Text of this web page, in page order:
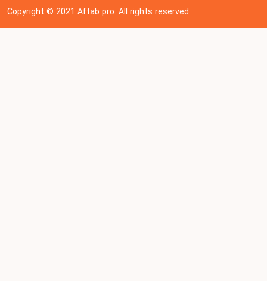
Copyright © 202 1Aftab pro. All rights reserved.